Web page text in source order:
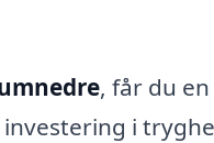
, får du en
i